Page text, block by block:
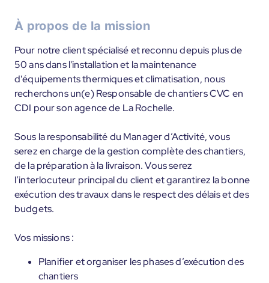
À propos de la mission
Pour notre client spécialisé et reconnu depuis plus de
50 ans dans l'installation et la maintenance
d'équipements thermiques et climatisation, nous
recherchons un(e) Responsable de chantiers CVC en
CDI pour son agence de La Rochelle.
Sous la responsabilité du Manager d’Activité, vous
serez en charge de la gestion complète des chantiers,
de la préparation à la livraison. Vous serez
l’interlocuteur principal du client et garantirez la bonne
exécution des travaux dans le respect des délais et des
budgets.
Vos missions :
Planifier et organiser les phases d’exécution des
chantiers